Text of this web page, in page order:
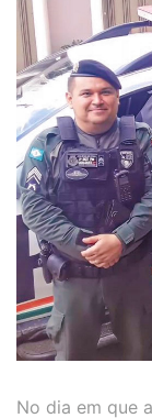
No dia em que